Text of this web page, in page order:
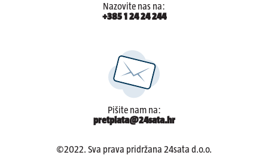
Nazovite nas na:
+385 1 24 24 244
Pišite nam na:
pretplata@24sata.hr
©2022. Sva prava pridržana 24sata d.o.o.